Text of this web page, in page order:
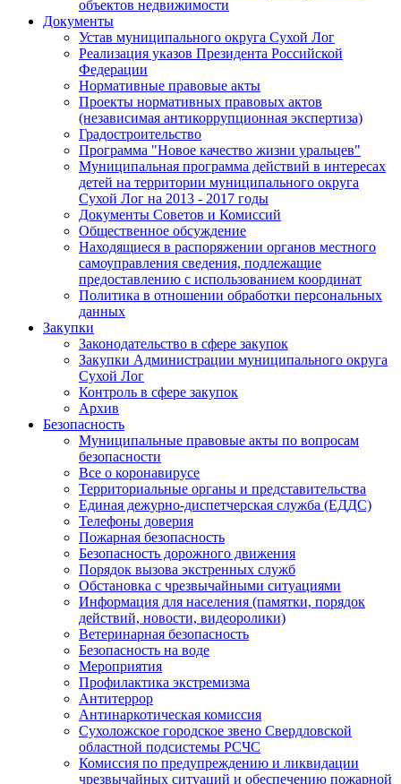
объектов недвижимости
Документы
Устав муниципального округа Сухой Лог
Реализация указов Президента Российской
Федерации
Нормативные правовые акты
Проекты нормативных правовых актов
(независимая антикоррупционная экспертиза)
Градостроительство
Программа "Новое качество жизни уральцев"
Муниципальная программа действий в интересах
детей на территории муниципального округа
Сухой Лог на 2013 - 2017 годы
Документы Советов и Комиссий
Общественное обсуждение
Находящиеся в распоряжении органов местного
самоуправления сведения, подлежащие
предоставлению с использованием координат
Политика в отношении обработки персональных
данных
Закупки
Законодательство в сфере закупок
Закупки Администрации муниципального округа
Сухой Лог
Контроль в сфере закупок
Архив
Безопасность
Муниципальные правовые акты по вопросам
безопасности
Все о коронавирусе
Территориальные органы и представительства
Единая дежурно-диспетчерская служба (ЕДДС)
Телефоны доверия
Пожарная безопасность
Безопасность дорожного движения
Порядок вызова экстренных служб
Обстановка с чрезвычайными ситуациями
Информация для населения (памятки, порядок
действий, новости, видеоролики)
Ветеринарная безопасность
Безопасность на воде
Мероприятия
Профилактика экстремизма
Антитеррор
Антинаркотическая комиссия
Сухоложское городское звено Свердловской
областной подсистемы РСЧС
Комиссия по предупреждению и ликвидации
чрезвычайных ситуаций и обеспечению пожарной